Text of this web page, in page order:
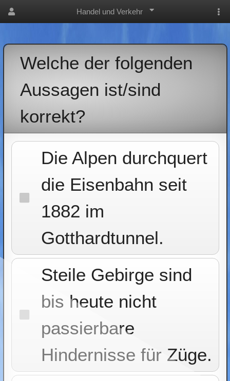
Handel und Verkehr
Welche der folgenden
Aussagen ist/sind
korrekt?
Die Alpen durchquert
die Eisenbahn seit
1882 im
Gotthardtunnel.
Steile Gebirge sind
bis heute nicht
passierbare
Hindernisse für Züge.